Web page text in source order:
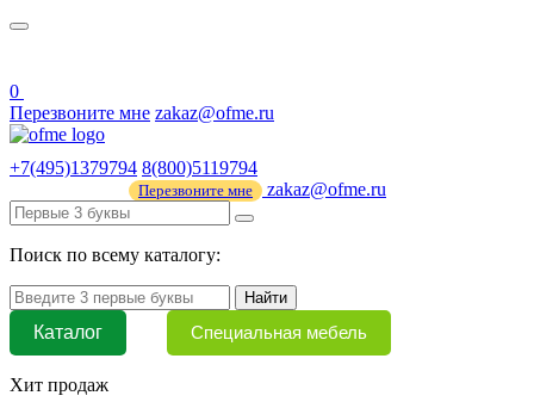
0
Перезвоните мне zakaz@ofme.ru
+7(495)1379794 8(800)5119794
Перезвоните мне zakaz@ofme.ru
Поиск по всему каталогу:
Найти
Каталог Специальная мебель
Хит продаж